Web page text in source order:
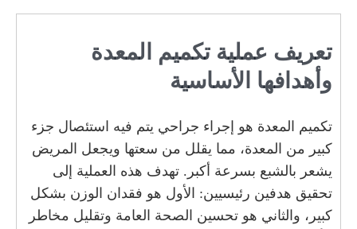
تعريف عملية تكميم المعدة
وأهدافها الأساسية
تكميم المعدة هو إجراء جراحي يتم فيه استئصال جزء
كبير من المعدة، مما يقلل من سعتها ويجعل المريض
يشعر بالشبع بسرعة أكبر. تهدف هذه العملية إلى
تحقيق هدفين رئيسيين: الأول هو فقدان الوزن بشكل
كبير، والثاني هو تحسين الصحة العامة وتقليل مخاطر